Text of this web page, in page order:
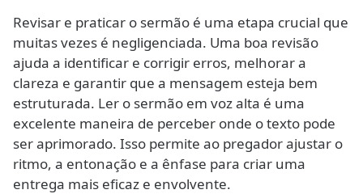
Revisar e praticar o sermão é uma etapa crucial que
muitas vezes é negligenciada. Uma boa revisão
ajuda a identificar e corrigir erros, melhorar a
clareza e garantir que a mensagem esteja bem
estruturada. Ler o sermão em voz alta é uma
excelente maneira de perceber onde o texto pode
ser aprimorado. Isso permite ao pregador ajustar o
ritmo, a entonação e a ênfase para criar uma
entrega mais eficaz e envolvente.